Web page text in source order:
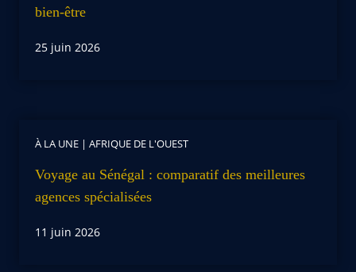
bien-être
25 juin 2026
À LA UNE | AFRIQUE DE L'OUEST
Voyage au Sénégal : comparatif des meilleures
agences spécialisées
11 juin 2026